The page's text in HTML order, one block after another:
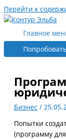
Перейти к
Главное
Бизнес /
Попытки
(программу